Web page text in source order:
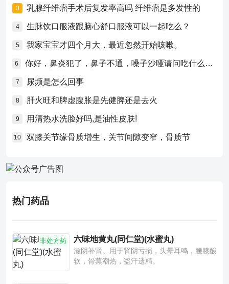
3 乳腺纤维瘤手术后复发率高吗 纤维瘤是多发性的
4 生脉饮口服液跟脑心舒口服液可以一起吃么？
5 我家宝宝才四个月大，最近忽然开始咳嗽。
6 你好，鼻炎犯了，鼻子不通，嗓子沙哑请问吃什么药比较好？
7 尿频是怎么回事
8 肝火旺和脾虚腹胀是先健脾还是去火
9 用清热水洗脸好吗,是油性皮肤!
10 双膝关节缘骨质增生，关节间隙变窄，骨质节
热门药品
非处方药 六味地黄丸(同仁堂)(水蜜丸)
滋阴补肾。用于肾阴亏损，头晕耳鸣，腰膝酸
软，骨蒸潮热，盗汗遗精。